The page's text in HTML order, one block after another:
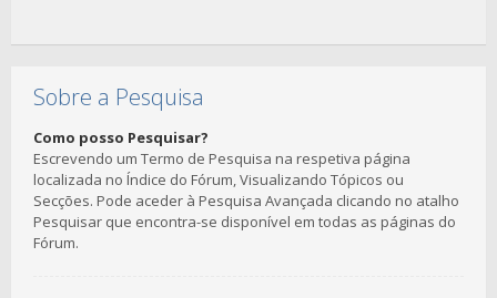
Sobre a Pesquisa
Como posso Pesquisar?
Escrevendo um Termo de Pesquisa na respetiva página
localizada no Índice do Fórum, Visualizando Tópicos ou
Secções. Pode aceder à Pesquisa Avançada clicando no atalho
Pesquisar que encontra-se disponível em todas as páginas do
Fórum.